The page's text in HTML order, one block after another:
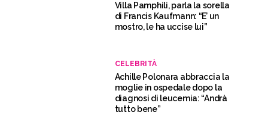
Villa Pamphili, parla la sorella
di Francis Kaufmann: “E’ un
mostro, le ha uccise lui”
CELEBRITÀ
Achille Polonara abbraccia la
moglie in ospedale dopo la
diagnosi di leucemia: “Andrà
tutto bene”